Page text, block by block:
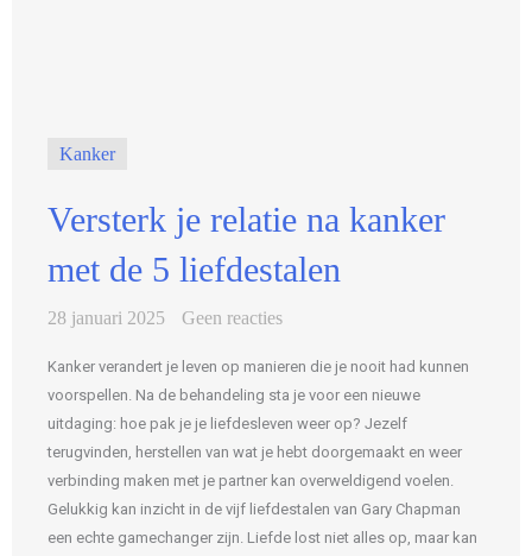
Kanker
Versterk je relatie na kanker
met de 5 liefdestalen
28 januari 2025 Geen reacties
Kanker verandert je leven op manieren die je nooit had kunnen
voorspellen. Na de behandeling sta je voor een nieuwe
uitdaging: hoe pak je je liefdesleven weer op? Jezelf
terugvinden, herstellen van wat je hebt doorgemaakt en weer
verbinding maken met je partner kan overweldigend voelen.
Gelukkig kan inzicht in de vijf liefdestalen van Gary Chapman
een echte gamechanger zijn. Liefde lost niet alles op, maar kan